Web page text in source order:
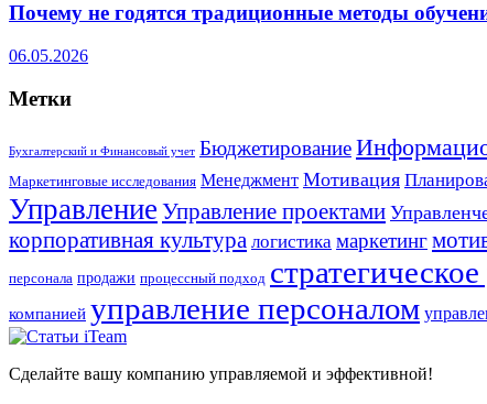
Почему не годятся традиционные методы
06.05.2026
Метки
Бухгалтерский и Финансовый учет Бюджетирование
Маркетинговые исследования Менеджмент Мотивация
Управление Управление проектами
корпоративная культура логистика маркетинг
персонала продажи процессный подход
компанией управление персоналом
Сделайте вашу компанию управляемой и эффективной!